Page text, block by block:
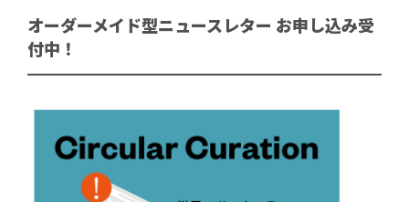
オーダーメイド型ニュースレター お申し込み受
付中！